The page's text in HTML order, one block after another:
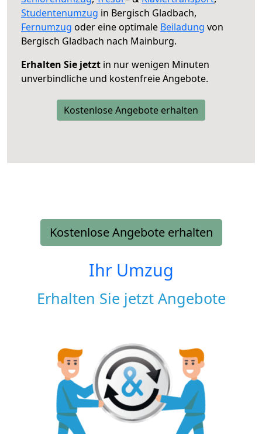
Studentenumzug in Bergisch Gladbach,
Fernumzug oder eine optimale Beiladung von
Bergisch Gladbach nach Mainburg.
Erhalten Sie jetzt in nur wenigen Minuten
unverbindliche und kostenfreie Angebote.
Kostenlose Angebote erhalten
Kostenlose Angebote erhalten
Ihr Umzug
Erhalten Sie jetzt Angebote